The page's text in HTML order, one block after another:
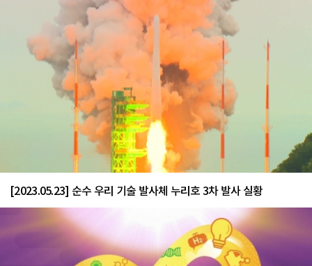
[2023.05.23] 순수 우리 기술 발사체 누리호 3차 발사 실황